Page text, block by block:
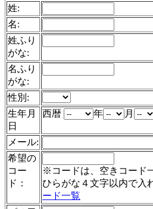
姓:
名:
姓ふり
がな:
名ふり
がな:
性別:
生年月
日
西暦 年 月
メール:
希望の
コー
ド：
※コードは、空きコード
ひらがな４文字以内で入
ード一覧